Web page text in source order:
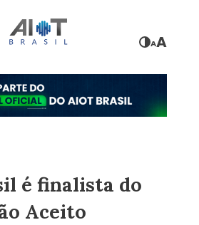
AA
é finalista do
Aceito